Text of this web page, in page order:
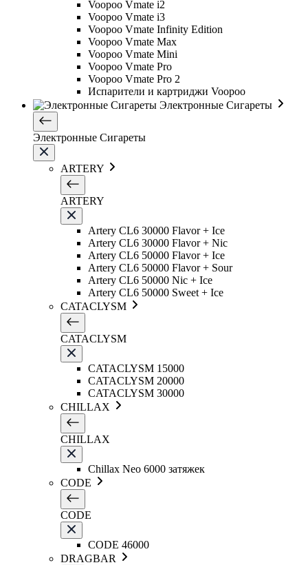
Voopoo Vmate i2
Voopoo Vmate i3
Voopoo Vmate Infinity Edition
Voopoo Vmate Max
Voopoo Vmate Mini
Voopoo Vmate Pro
Voopoo Vmate Pro 2
Испарители и картриджи Voopoo
Электронные Сигареты
Электронные Сигареты
ARTERY
ARTERY
Artery CL6 30000 Flavor + Ice
Artery CL6 30000 Flavor + Nic
Artery CL6 50000 Flavor + Ice
Artery CL6 50000 Flavor + Sour
Artery CL6 50000 Nic + Ice
Artery CL6 50000 Sweet + Ice
CATACLYSM
CATACLYSM
CATACLYSM 15000
CATACLYSM 20000
CATACLYSM 30000
CHILLAX
CHILLAX
Chillax Neo 6000 затяжек
CODE
CODE
CODE 46000
DRAGBAR